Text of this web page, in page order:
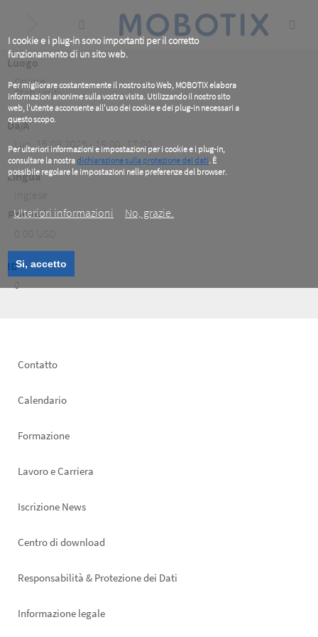
I cookie e i plug-in sono importanti per il corretto
funzionamento di un sito web.
Per migliorare costantemente il nostro sito Web, MOBOTIX elabora
informazioni anonime sulla vostra visita. Utilizzando il nostro sito
web, l'utente acconsente all'uso dei cookie e dei plug-in necessari a
questo scopo.
Per ulteriori informazioni e impostazioni per i cookie e i plug-in,
consultare la nostradichiarazione sulla protezione dei dati. È
possibile regolare le impostazioni nelle preferenze del browser.
Ulteriori informazioni
No, grazie.
Si, accetto
content
Online,
Stati Uniti
Da/A
Lun, 15.09.2025 - 16:00 -17:00
Lingua
Prezzo
ID
0
Footer
Contatto
Calendario
Formazione
Lavoro e Carriera
Iscrizione News
Footer
Centro di download
Responsabilità & Protezione dei Dati
Informazione legale